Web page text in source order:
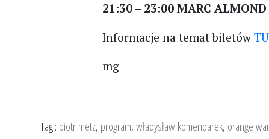
21:30 – 23:00 MARC ALMOND
Informacje na temat biletów
mg
Tagi: piotr metz, program,władysław komendarek, orange